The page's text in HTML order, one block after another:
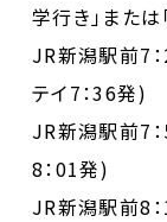
学行き」または
JR新潟駅前7
テイ7：36発)
JR新潟駅前7
8：01発)
JR新潟駅前8